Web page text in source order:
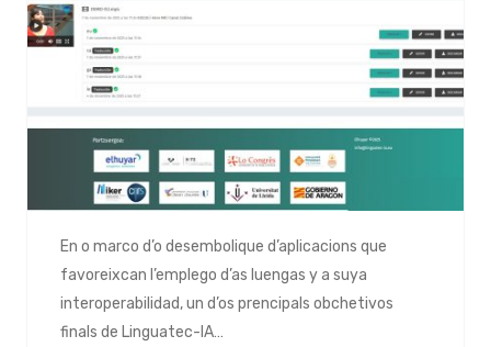
En o marco d’o desembolique d’aplicacions que
favoreixcan l’emplego d’as luengas y a suya
interoperabilidad, un d’os prencipals obchetivos
finals de Linguatec-IA…